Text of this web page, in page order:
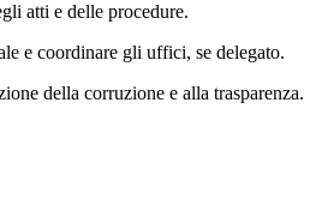
atti e delle procedure.
e coordinare gli uffici, se delegato.
della corruzione e alla trasparenza.